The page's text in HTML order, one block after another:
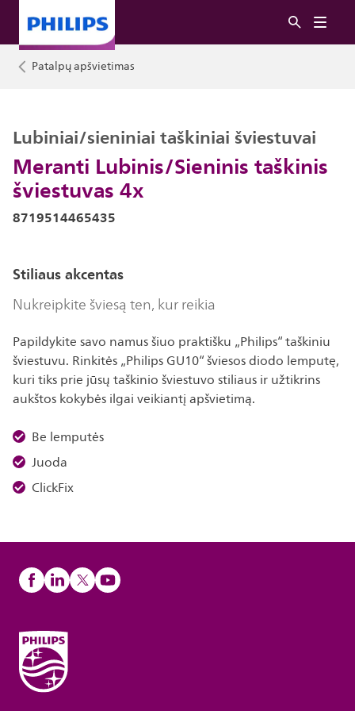
Patalpų apšvietimas
Meranti Lubinis/Sieninis taškinis
šviestuvas 4x
Lubiniai/sieniniai taškiniai šviestuvai
8719514465435
Stiliaus akcentas
Nukreipkite šviesą ten, kur reikia
Papildykite savo namus šiuo praktišku „Philips“ taškiniu
šviestuvu. Rinkitės „Philips GU10“ šviesos diodo lemputę,
kuri tiks prie jūsų taškinio šviestuvo stiliaus ir užtikrins
aukštos kokybės ilgai veikiantį apšvietimą.
Be lemputės
Juoda
ClickFix